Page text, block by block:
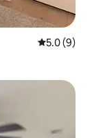
レビュー9
5.0 (9)